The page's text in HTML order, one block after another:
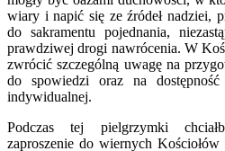
wiary i napić się ze źródeł nadziei,
do sakramentu pojednania,
prawdziwej drogi nawrócenia. W
zwrócić szczególną uwagę na
do spowiedzi oraz na
indywidualnej.
Podczas tej pielgrzymki
zaproszenie do wiernych Kościołów